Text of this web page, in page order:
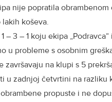
nije popratila
koševa.
– 3 – 1 koju ekipa
u probleme s osobnim
na klupi s 5
u zadnjoj četvrtini na razliku
propuste i ne